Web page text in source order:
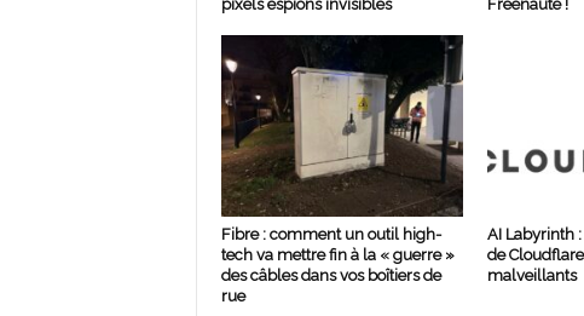
pixels espions invisibles
Freenaute !
Fibre : comment un outil high-
tech va mettre fin à la « guerre »
des câbles dans vos boîtiers de
rue
AI Labyrinth
de
malveillants